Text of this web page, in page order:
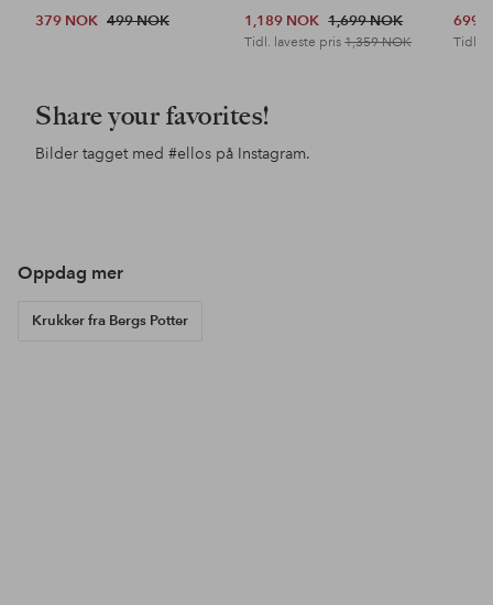
379 NOK 499 NOK
1,189 NOK 1,699 NOK
Tidl. laveste pris1,359 NOK
699
Tidl.
Share your favorites!
Bilder tagget med #ellos på Instagram.
Oppdag mer
Krukker fra Bergs Potter